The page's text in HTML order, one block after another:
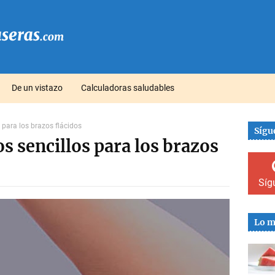
De un vistazo Calculadoras saludables
para los brazos flácidos
sencillos para los brazos
Lo